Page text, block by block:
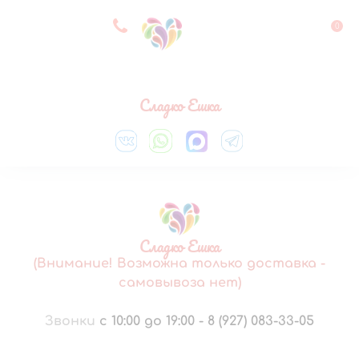
8 927 083 33 05 0
Сладко Ешка
Сладко Ешка
(Внимание! Возможна только доставка -
самовывоза нет)
Звонки с 10:00 до 19:00 - 8 (927) 083-33-05